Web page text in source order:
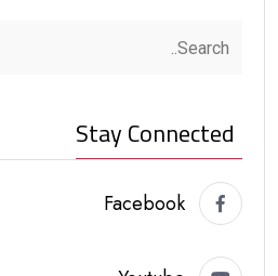
Stay Connected
Facebook